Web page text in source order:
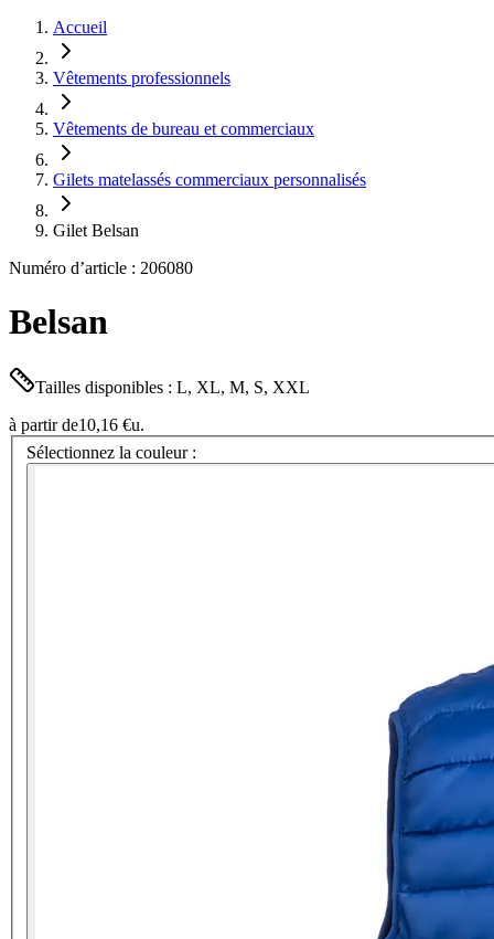
Accueil
Vêtements professionnels
Vêtements de bureau et commerciaux
Gilets matelassés commerciaux personnalisés
Gilet Belsan
Numéro d’article : 206080
Belsan
Tailles disponibles : L, XL, M, S, XXL
à partir de10,16 €u.
Sélectionnez la couleur :